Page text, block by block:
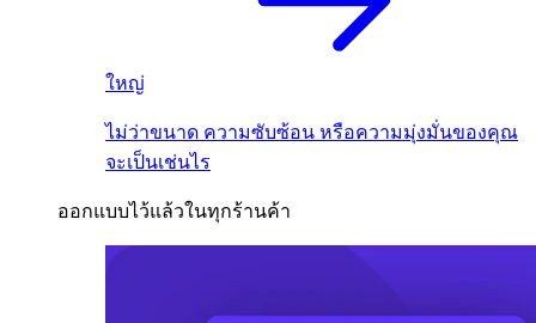
ใหญ่
ไม่ว่าขนาด ความซับซ้อน หรือความมุ่งมั่นของคุณ
จะเป็นเช่นไร
ออกแบบไว้แล้วในทุกร้านค้า